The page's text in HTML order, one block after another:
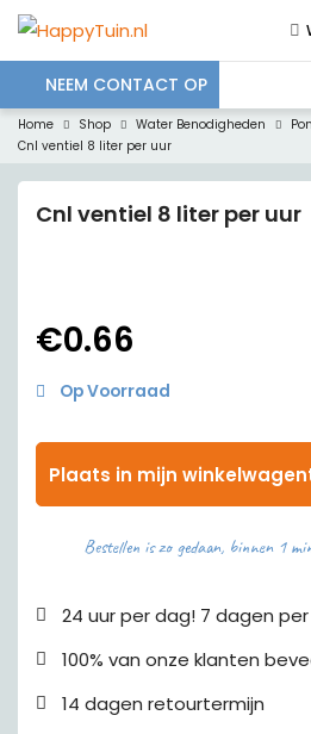
NEEM CONTACT OP
Home Shop Water Benodigheden
Cnl ventiel 8 liter per uur
Cnl ventiel 8 liter per uur
€0.66
Op Voorraad
Plaats in mijn
Bestellen is zo gedaan, binnen 1
24 uur per dag! 7 dagen
100% van onze klanten
14 dagen retourtermijn